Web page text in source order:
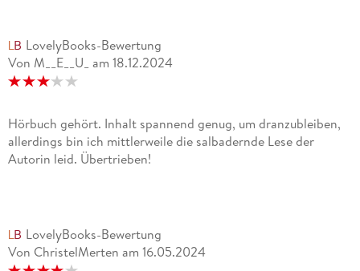
LovelyBooks-Bewertung
Von M__E__U_ am 18.12.2024
Hörbuch gehört. Inhalt spannend genug, um dranzubleiben,
allerdings bin ich mittlerweile die salbadernde Lese der
Autorin leid. Übertrieben!
LovelyBooks-Bewertung
Von ChristelMerten am 16.05.2024